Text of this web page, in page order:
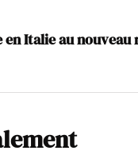
en Italie au